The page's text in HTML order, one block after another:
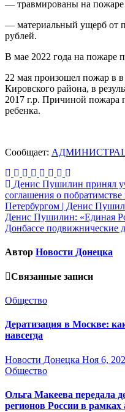
— травмированы на пожаре
— материальный ущерб от
рублей.
В мае 2022 года на пожаре
22 мая произошел пожар в
Кировского района, в
2017 г.р. Причиной пожара
ребенка.
Сообщает:
Навигация
по
записям
Денис Пушилин принял
соглашения о
Петербургом | Денис
Денис Пушилин: «Единая
Донбассе подвижнические
Автор Новости Донецка
Связанные записи
Общество
Дератизация в Москве:
навсегда
Новости Донецка Ноя 6,
Общество
Ольга Макеева передала
регионов России в